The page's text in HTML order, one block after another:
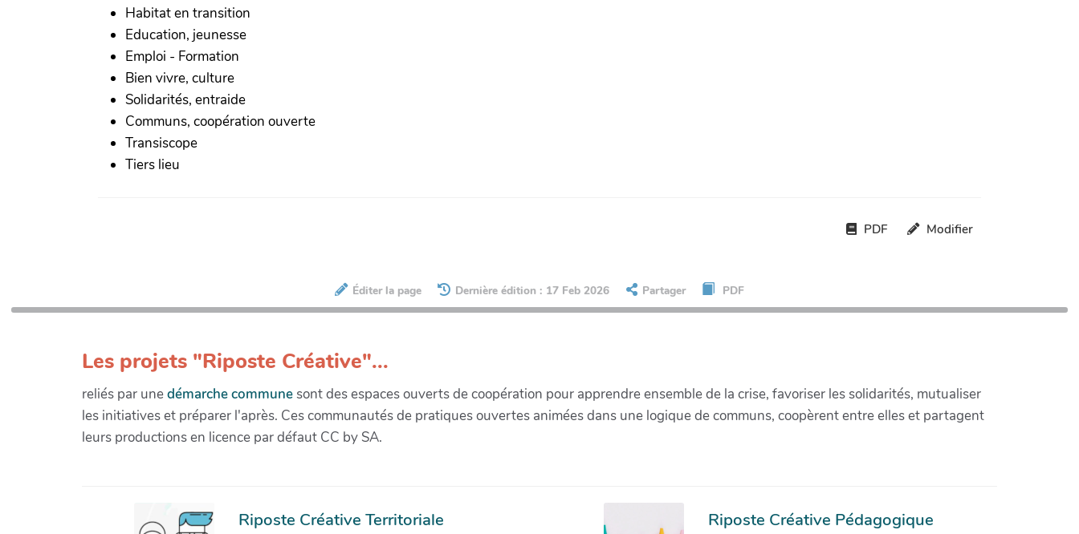
Habitat en transition
Education, jeunesse
Emploi - Formation
Bien vivre, culture
Solidarités, entraide
Communs, coopération ouverte
Transiscope
Tiers lieu
PDF Modifier
Éditer la page Dernière édition : 17 Feb 2026 Partager PDF